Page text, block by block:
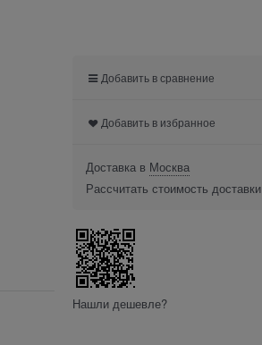
Добавить в сравнение
Добавить в избранное
Доставка в Москва
Рассчитать стоимость доставки
Нашли дешевле?